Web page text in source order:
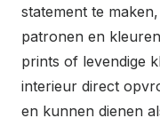
statement te
patronen en
prints of levendige
interieur direct
en kunnen dienen